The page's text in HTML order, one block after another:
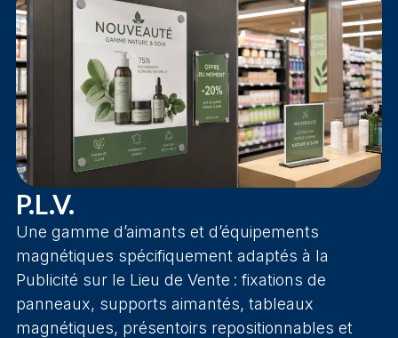
P.L.V.
Une gamme d’aimants et d’équipements
magnétiques spécifiquement adaptés à la
Publicité sur le Lieu de Vente : fixations de
panneaux, supports aimantés, tableaux
magnétiques, présentoirs repositionnables et